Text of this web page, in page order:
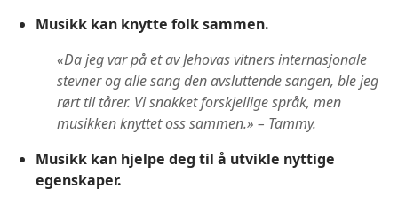
Musikk kan knytte folk sammen.
«Da jeg var på et av Jehovas vitners internasjonale
stevner og alle sang den avsluttende sangen, ble jeg
rørt til tårer. Vi snakket forskjellige språk, men
musikken knyttet oss sammen.» – Tammy.
Musikk kan hjelpe deg til å utvikle nyttige
egenskaper.